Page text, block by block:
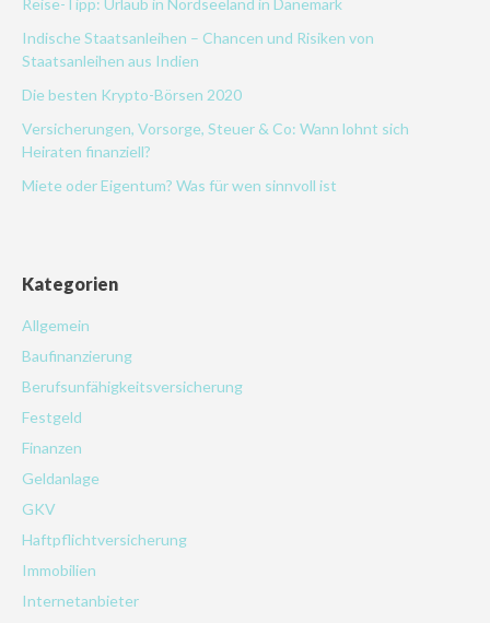
Indische Staatsanleihen – Chancen und Risiken von
Staatsanleihen aus Indien
Die besten Krypto-Börsen 2020
Versicherungen, Vorsorge, Steuer & Co: Wann lohnt sich
Heiraten finanziell?
Miete oder Eigentum? Was für wen sinnvoll ist
Kategorien
Allgemein
Baufinanzierung
Berufsunfähigkeitsversicherung
Festgeld
Finanzen
Geldanlage
GKV
Haftpflichtversicherung
Immobilien
Internetanbieter